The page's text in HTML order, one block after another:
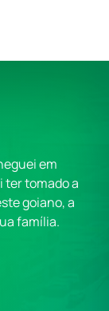
em
ter tomado a
goiano, a
família.